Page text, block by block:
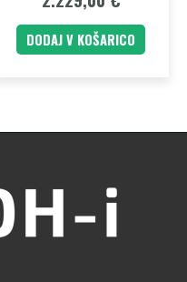
DODAJ V KOŠARICO